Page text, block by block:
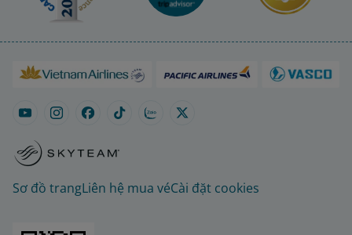
Sơ đồ trangLiên hệ mua véCài đặt cookies